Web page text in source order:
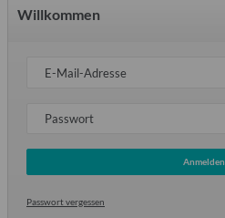
Willkommen
E-Mail-Adresse
Passwort
Anmelden
Passwort vergessen